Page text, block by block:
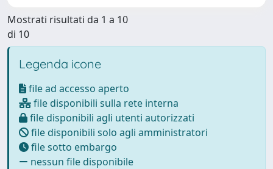
Mostrati risultati da 1 a 10
di 10
Legenda icone
file ad accesso aperto
file disponibili sulla rete interna
file disponibili agli utenti autorizzati
file disponibili solo agli amministratori
file sotto embargo
nessun file disponibile